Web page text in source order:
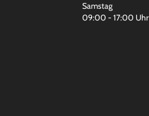
Samstag
09:00 - 17:00 Uhr